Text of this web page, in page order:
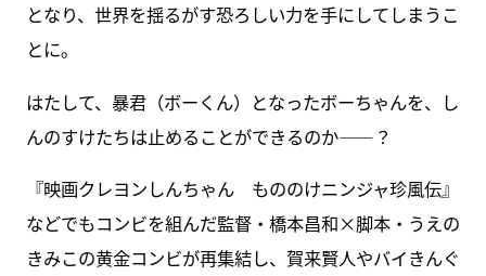
となり、世界を揺るがす恐ろしい力を手にしてしまうこ
とに。
はたして、暴君（ボーくん）となったボーちゃんを、し
んのすけたちは止めることができるのか――？
『映画クレヨンしんちゃん もののけニンジャ珍風伝』
などでもコンビを組んだ監督・橋本昌和×脚本・うえの
きみこの黄金コンビが再集結し、賀来賢人やバイきんぐ